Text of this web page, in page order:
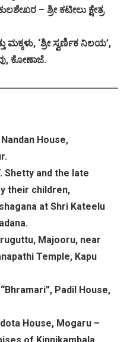
– ಶ್ರೀ ಕಟೀಲು ಕ್ಷೇತ್ರ
‘ಶ್ರೀ ಸ್ವರ್ಣಿಕ ನಿಲಯ’,
ಕೋಣಾಜೆ.
House,
Shetty and the late
their children,
at Shri Kateelu
Majooru, near
Temple, Kapu
Padil House,
House, Mogaru –